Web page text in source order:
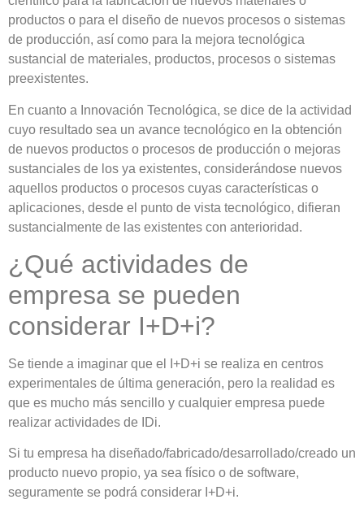
productos o para el diseño de nuevos procesos o sistemas
de producción, así como para la mejora tecnológica
sustancial de materiales, productos, procesos o sistemas
preexistentes.
En cuanto a Innovación Tecnológica, se dice de la actividad
cuyo resultado sea un avance tecnológico en la obtención
de nuevos productos o procesos de producción o mejoras
sustanciales de los ya existentes, considerándose nuevos
aquellos productos o procesos cuyas características o
aplicaciones, desde el punto de vista tecnológico, difieran
sustancialmente de las existentes con anterioridad.
¿Qué actividades de
empresa se pueden
considerar I+D+i?
Se tiende a imaginar que el I+D+i se realiza en centros
experimentales de última generación, pero la realidad es
que es mucho más sencillo y cualquier empresa puede
realizar actividades de IDi.
Si tu empresa ha diseñado/fabricado/desarrollado/creado un
producto nuevo propio, ya sea físico o de software,
seguramente se podrá considerar I+D+i.